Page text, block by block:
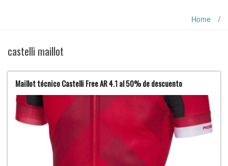
Home /
castelli maillot
Maillot técnico Castelli Free AR 4.1 al 50% de descuento